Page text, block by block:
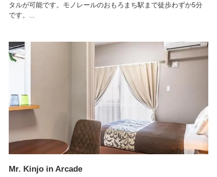
タルが可能です。モノレールのおもろまち駅まで徒歩わずか5分
です。...
Mr. Kinjo in Arcade